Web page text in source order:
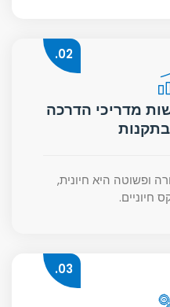
02.
מדריכי הדרכה
היא חיונית,
03.